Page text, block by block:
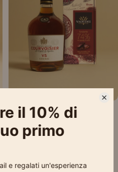
Sold Out
Courvoisier Cognac
and Vanini Peru 74%
Chocolate Bar with
€44,90
2 Next